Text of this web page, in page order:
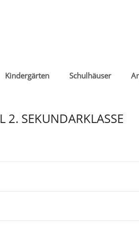
Kindergärten Schulhäuser
2. SEKUNDARKLASSE